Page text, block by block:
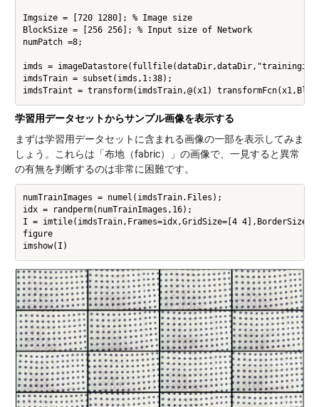
Imgsize = [720 1280]; % Image size
BlockSize = [256 256]; % Input size of Network
numPatch =8;
imds =
imdsTrain = subset(imds,1:38);
学習用データセットからサンプル画像を表示する
まずは学習用データセットに含まれる画像の一部を表示してみま
しょう。これらは「布地（fabric）」の画像で、一見すると異常
の有無を判断するのは非常に困難です。
numTrainImages = numel(imdsTrain.Files);
idx = randperm(numTrainImages,16);
I = imtile(imdsTrain,Frames=idx,GridSize=[4
figure